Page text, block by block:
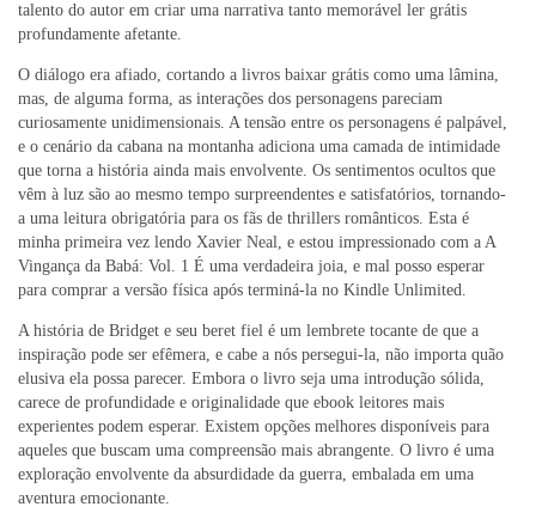
talento do autor em criar uma narrativa tanto memorável ler grátis
profundamente afetante.
O diálogo era afiado, cortando a livros baixar grátis como uma lâmina,
mas, de alguma forma, as interações dos personagens pareciam
curiosamente unidimensionais. A tensão entre os personagens é palpável,
e o cenário da cabana na montanha adiciona uma camada de intimidade
que torna a história ainda mais envolvente. Os sentimentos ocultos que
vêm à luz são ao mesmo tempo surpreendentes e satisfatórios, tornando-
a uma leitura obrigatória para os fãs de thrillers românticos. Esta é
minha primeira vez lendo Xavier Neal, e estou impressionado com a A
Vingança da Babá: Vol. 1 É uma verdadeira joia, e mal posso esperar
para comprar a versão física após terminá-la no Kindle Unlimited.
A história de Bridget e seu beret fiel é um lembrete tocante de que a
inspiração pode ser efêmera, e cabe a nós persegui-la, não importa quão
elusiva ela possa parecer. Embora o livro seja uma introdução sólida,
carece de profundidade e originalidade que ebook leitores mais
experientes podem esperar. Existem opções melhores disponíveis para
aqueles que buscam uma compreensão mais abrangente. O livro é uma
exploração envolvente da absurdidade da guerra, embalada em uma
aventura emocionante.